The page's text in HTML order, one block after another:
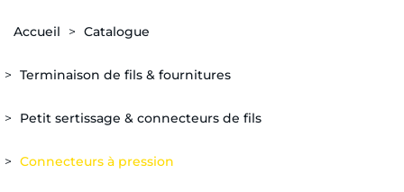
Accueil Catalogue
Terminaison de fils & fournitures
Petit sertissage & connecteurs de fils
Connecteurs à pression